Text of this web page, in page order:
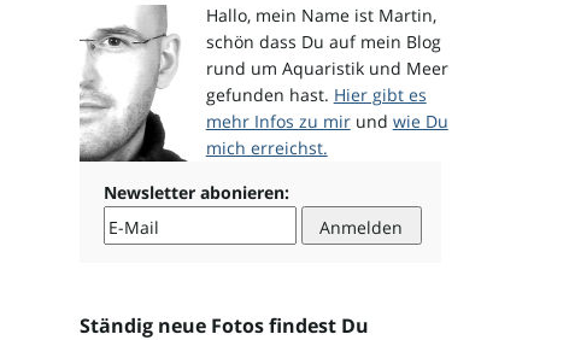
Hallo, mein Name ist Martin,
schön dass Du auf mein Blog
rund um Aquaristik und Meer
gefunden hast. Hier gibt es
mehr Infos zu mirund wie Du
mich erreichst.
Newsletter abonieren:
Ständig neue Fotos findest Du